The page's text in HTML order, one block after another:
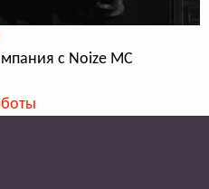
с Noize MC